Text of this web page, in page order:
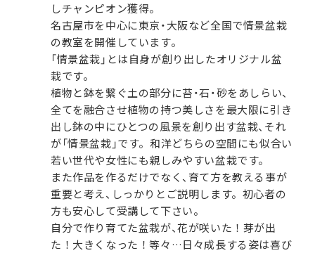
しチャンピオン獲得。
名古屋市を中心に東京・大阪など全国で情景盆栽
の教室を開催しています。
「情景盆栽」とは自身が創り出したオリジナル盆
栽です。
植物と鉢を繋ぐ土の部分に苔・石・砂をあしらい、
全てを融合させ植物の持つ美しさを最大限に引き
出し鉢の中にひとつの風景を創り出す盆栽、それ
が「情景盆栽」です。和洋どちらの空間にも似合い
若い世代や女性にも親しみやすい盆栽です。
また作品を作るだけでなく、育て方を教える事が
重要と考え、しっかりとご説明します。初心者の
方も安心して受講して下さい。
自分で作り育てた盆栽が、花が咲いた！芽が出
た！大きくなった！等々…日々成長する姿は喜び